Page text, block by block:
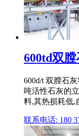
600td双
600d/t 双膛石
吨活性石灰的
料,其热损耗低,
联系电话: 180